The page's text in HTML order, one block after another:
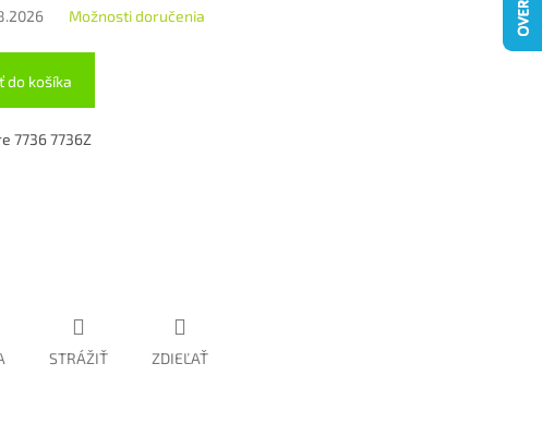
Možnosti doručenia
do košíka
7736 7736Z
STRÁŽIŤ ZDIEĽAŤ